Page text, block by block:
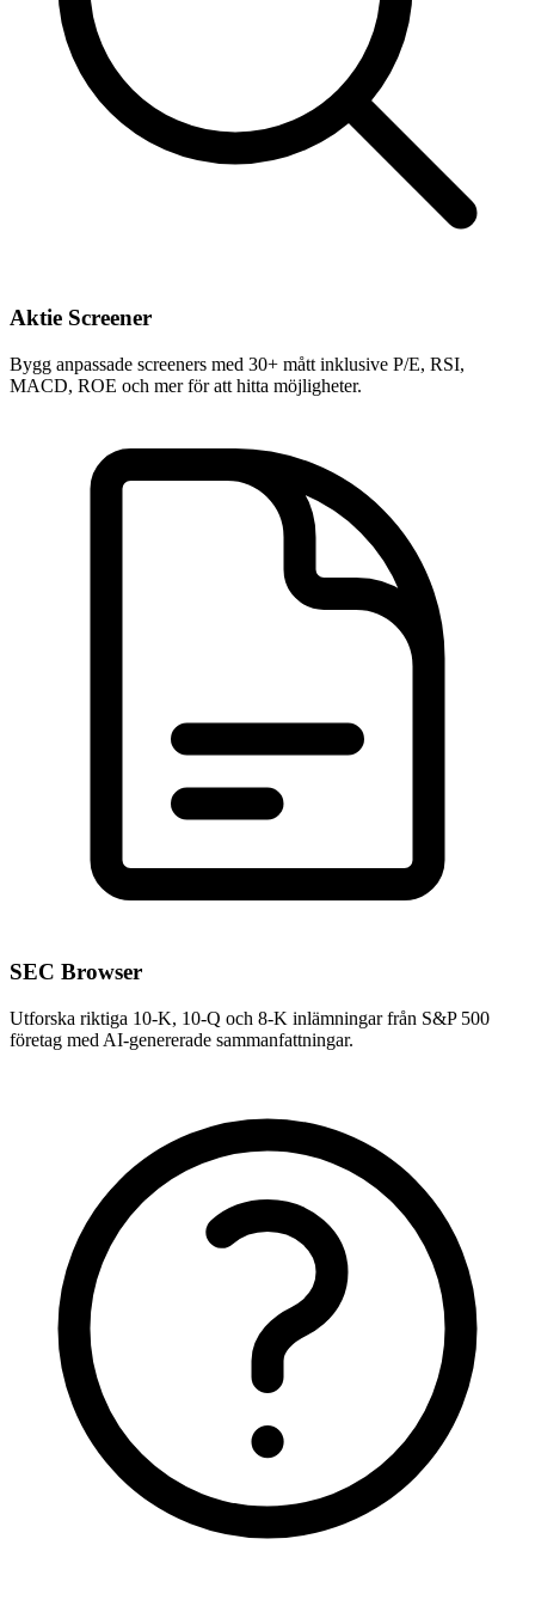
Aktie Screener
Bygg anpassade screeners med 30+ mått inklusive P/E, RSI,
MACD, ROE och mer för att hitta möjligheter.
SEC Browser
Utforska riktiga 10-K, 10-Q och 8-K inlämningar från S&P 500
företag med AI-genererade sammanfattningar.